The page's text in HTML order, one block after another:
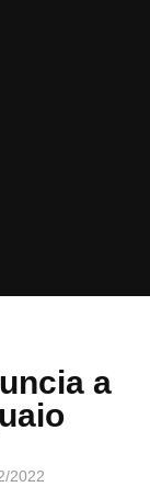
a
2022